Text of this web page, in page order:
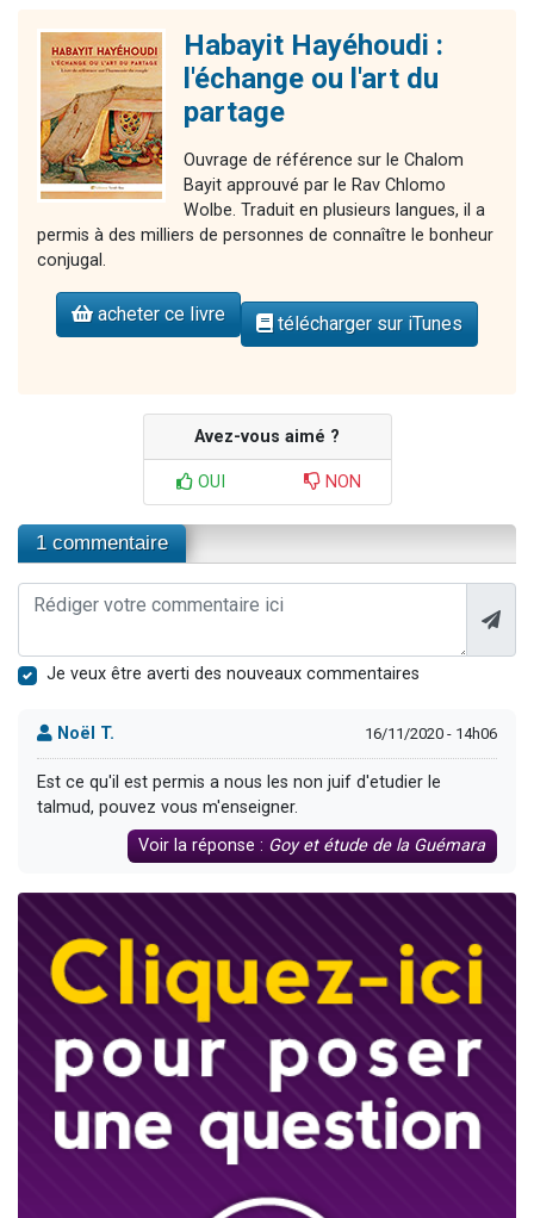
Habayit Hayéhoudi :
l'échange ou l'art du
partage
Ouvrage de référence sur le Chalom
Bayit approuvé par le Rav Chlomo
Wolbe. Traduit en plusieurs langues, il a
permis à des milliers de personnes de connaître le bonheur
conjugal.
acheter ce livre télécharger sur iTunes
Avez-vous aimé ?
OUI NON
1 commentaire
Je veux être averti des nouveaux commentaires
Noël T. 16/11/2020 - 14h06
Est ce qu'il est permis a nous les non juif d'etudier le
talmud, pouvez vous m'enseigner.
Voir la réponse : Goy et étude de la Guémara